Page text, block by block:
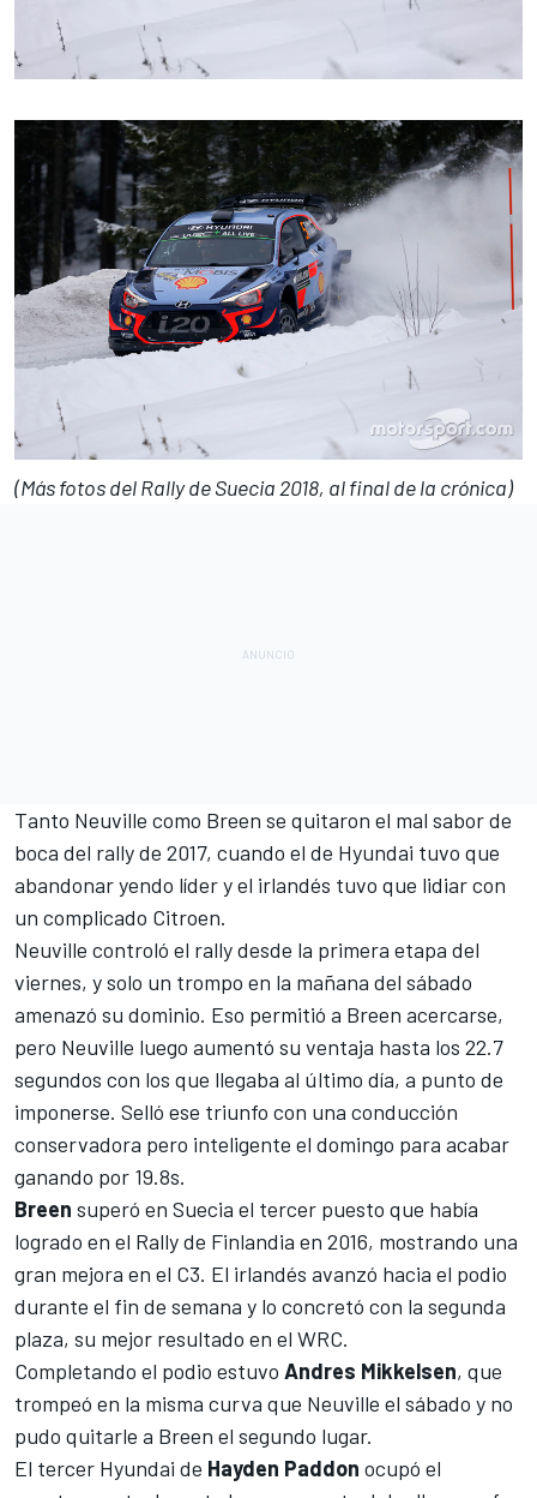
(Más fotos del Rally de Suecia 2018, al final de la crónica)
Tanto Neuville como Breen se quitaron el mal sabor de
boca del rally de 2017, cuando el de Hyundai tuvo que
abandonar yendo lídery el irlandés tuvo que lidiar con
un complicado Citroen.
Neuville controló el rally desde la primera etapa del
viernes, y solo un trompo en la mañana del sábado
amenazó su dominio. Eso permitió a Breen acercarse,
pero Neuville luego aumentó su ventaja hasta los 22.7
segundos con los que llegaba al último día, a punto de
imponerse. Selló ese triunfo con una conducción
conservadora pero inteligente el domingo para acabar
ganando por 19.8s.
Breen superó en Suecia el tercer puesto que había
logrado en el Rally de Finlandia en 2016, mostrando una
gran mejora en el C3. El irlandés avanzó hacia el podio
durante el fin de semana y lo concretó con la segunda
plaza, su mejor resultado en el WRC.
Completando el podio estuvo Andres Mikkelsen, que
trompeó en la misma curva que Neuville el sábado y no
pudo quitarle a Breen el segundo lugar.
El tercer Hyundai de Hayden Paddon ocupó el